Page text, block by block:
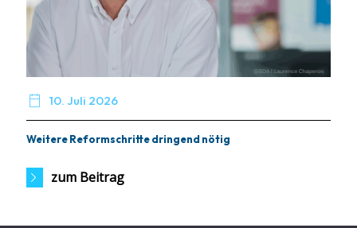
 10. Juli 2026
Weitere Reformschritte dringend nötig
zum Beitrag